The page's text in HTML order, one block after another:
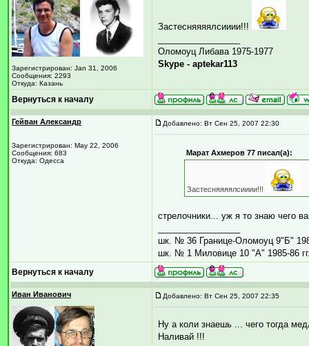
Зарегистрирован: Jan 31, 2006
Сообщения: 2293
Откуда: Казань
Застесняяяялсииии!!!
Оломоуц Либава 1975-1977
Skype - aptekar113
Вернуться к началу
Гейван Александр
Зарегистрирован: May 22, 2006
Сообщения: 683
Откуда: Одесса
Добавлено: Вт Сен 25, 2007 22:30
Марат Ахмеров 77 писал(а):
Застесняяяялсииии!!!
стрелочники... уж я то знаю чего
шк. № 36 Границе-Оломоуц 9"Б"
шк. № 1 Миловице 10 "А" 1985-86
Вернуться к началу
Иван Иванович Добавлено: Вт Сен 25, 2007 22:35
Ну а коли знаешь ... чего тогда
Наливай !!!